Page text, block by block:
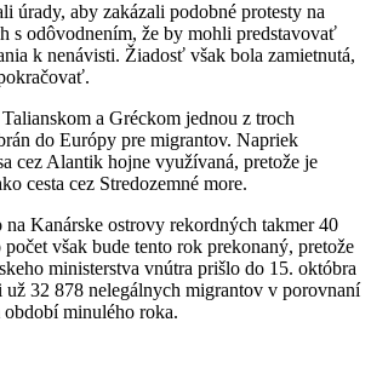
úrady, aby zakázali podobné protesty na
s odôvodnením, že by mohli predstavovať
k nenávisti. Žiadosť však bola zamietnutá,
a Gréckom jednou z troch
do Európy pre migrantov. Napriek
cez Alantik hojne využívaná, pretože je
cesta cez Stredozemné more.
Kanárske ostrovy rekordných takmer 40
však bude tento rok prekonaný, pretože
ministerstva vnútra prišlo do 15. októbra
už 32 878 nelegálnych migrantov v porovnaní
minulého roka.